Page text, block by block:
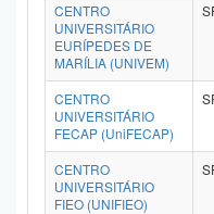
CENTRO
UNIVERSITÁRIO
EURÍPEDES DE
MARÍLIA (UNIVEM)
CENTRO
UNIVERSITÁRIO
FECAP (UniFECAP)
CENTRO
UNIVERSITÁRIO
FIEO (UNIFIEO)